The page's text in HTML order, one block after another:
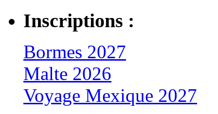
Inscriptions :
Bormes 2027
Malte 2026
Voyage Mexique 2027